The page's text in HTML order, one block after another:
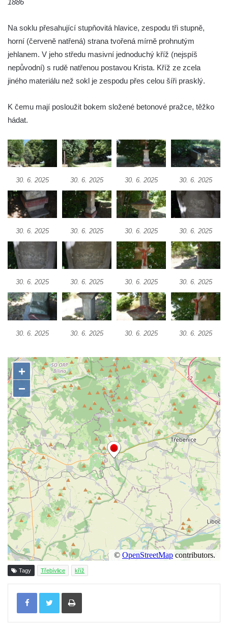
Podluží
Kříž u domu čp. 155 v Chřibské
Údajný kříž u domu čp. 283 ve Chřibské
Kříž jižně od Bukolu
Centrální kříž hřbitova v Hrobčicích
Kříž na rozcestí v Záluží
Kříž v ulici V Zátiší v Dobříni
Boží muka u domu čp. 392 na rohu ulic Na
Hradčanech a Palackého v Roudnici nad
Labem
Kříž na návsi v Chouči
Boží muka na rozcestí východně od Chouče
Kříž u domu čp. 3 v Chrámcích
Kříž u polní cesty severozápadně od Kozel
Údajný kříž na návsi v Kozlech
Kříž východně od Oparna u cesty na Lovoš
Pamětní kříž na Lovoši
Kříž na rozcestí u domu čp. 49 ve Svojkově
Centrální kříž bývalého hřbitova v Horním
Chlumu
Kříž jižně od Prysku
Boží muka svatého Floriána v Mezné
Neugebauerův kříž východně od Sloupu v
Čechách
Kříž u kostela Zvěstování Panny Marie v
Duchcově
Údajný kříž před kostelem svatých Petra a
Pavla v Jeníkově
Kříž na návsi v Jeníkově
Kříž U Pěti lip na pastvině severovýchodně
od Mikulášovic
Kříž na rozcestí u domu čp. 123 v
Na soklu přesahující stupňovitá hlavice, zespodu tři stupně,
horní (červeně natřená) strana tvořená mírně prohnutým
jehlanem. V jeho středu masivní jednoduchý kříž (nejspíš
nepůvodní) s rudě natřenou postavou Krista. Kříž ze zcela
jiného materiálu než sokl je zespodu přes celou šíři prasklý.
K čemu mají posloužit bokem složené betonové pražce, těžko
hádat.
30. 6. 2025 30. 6. 2025 30. 6. 2025 30. 6. 2025
30. 6. 2025 30. 6. 2025 30. 6. 2025 30. 6. 2025
30. 6. 2025 30. 6. 2025 30. 6. 2025 30. 6. 2025
30. 6. 2025 30. 6. 2025 30. 6. 2025 30. 6. 2025
Tagy Třebívlice kříž
Tisknout